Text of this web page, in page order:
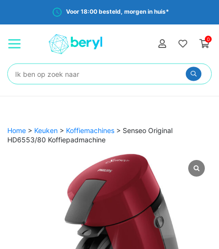
Voor 18:00 besteld, morgen in huis*
0
Zoeken:
Home > Keuken > Koffiemachines > Senseo Original
HD6553/80 Koffiepadmachine